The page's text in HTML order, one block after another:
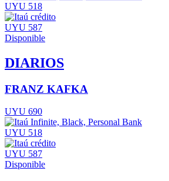
UYU 518
UYU 587
Disponible
DIARIOS
FRANZ KAFKA
UYU 690
UYU 518
UYU 587
Disponible